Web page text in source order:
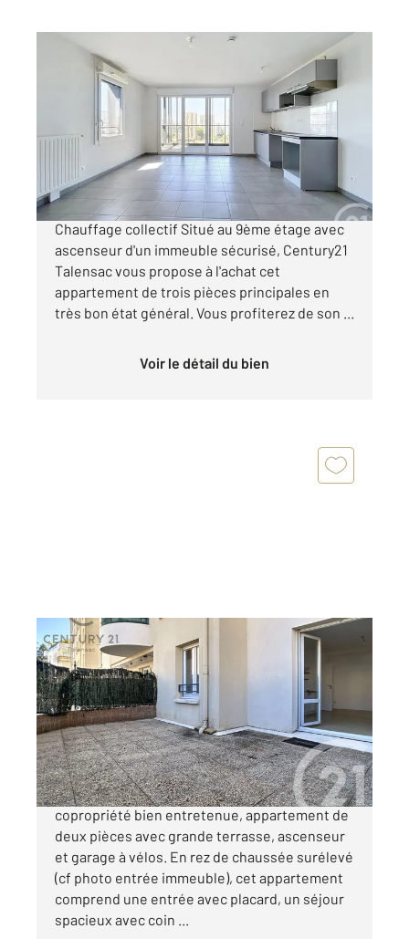
NANTES 44
63,50 m2, 3 pièces
Ref : 15390
Appartement T3 à vendre
174 573 €
NANTES - PLACE ROSA PARKS Proche gare
Chauffage collectif Situé au 9ème étage avec
ascenseur d'un immeuble sécurisé, Century21
Talensac vous propose à l'achat cet
appartement de trois pièces principales en
très bon état général. Vous profiterez de son ...
Voir le détail du bien
NANTES 44
36,03 m 2, 2 pièces
Ref : 15335
Appartement F2 à vendre
149 900 €
NANTES-RENE BOUHIER Dans une
copropriété bien entretenue, appartement de
deux pièces avec grande terrasse, ascenseur
et garage à vélos. En rez de chaussée surélevé
(cf photo entrée immeuble), cet appartement
comprend une entrée avec placard, un séjour
spacieux avec coin ...